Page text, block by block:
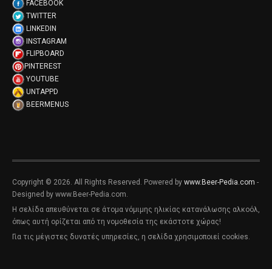
FACEBOOK
TWITTER
LINKEDIN
INSTAGRAM
FLIPBOARD
PINTEREST
YOUTUBE
UNTAPPD
BEERMENUS
Copyright © 2026. All Rights Reserved. Powered by www.Beer-Pedia.com -
Designed by www.Beer-Pedia.com.
Η σελίδα απευθύνεται σε άτομα νόμιμης ηλικίας κατανάλωσης αλκοόλ,
όπως αυτή ορίζεται από τη νομοθεσία της εκάστοτε χώρας!
Για τις μέγιστες δυνατές υπηρεσίες, η σελίδα χρησιμοποιεί cookies.